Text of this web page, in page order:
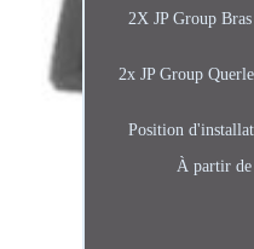
2X JP Group
2x JP Group
Position
À partir